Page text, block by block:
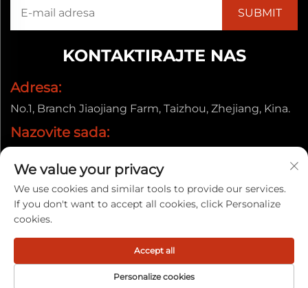
KONTAKTIRAJTE NAS
Adresa:
No.1, Branch Jiaojiang Farm, Taizhou, Zhejiang, Kina.
Nazovite sada:
E-pošta:
[email protected]
Autorska prava © 2025. Taizhou Baiyun Jixiang Decorative
Material Co., Ltd. |Politika privatnosti
We value your privacy
We use cookies and similar tools to provide our services.
If you don't want to accept all cookies, click Personalize
cookies.
Personalize cookies
Accept all